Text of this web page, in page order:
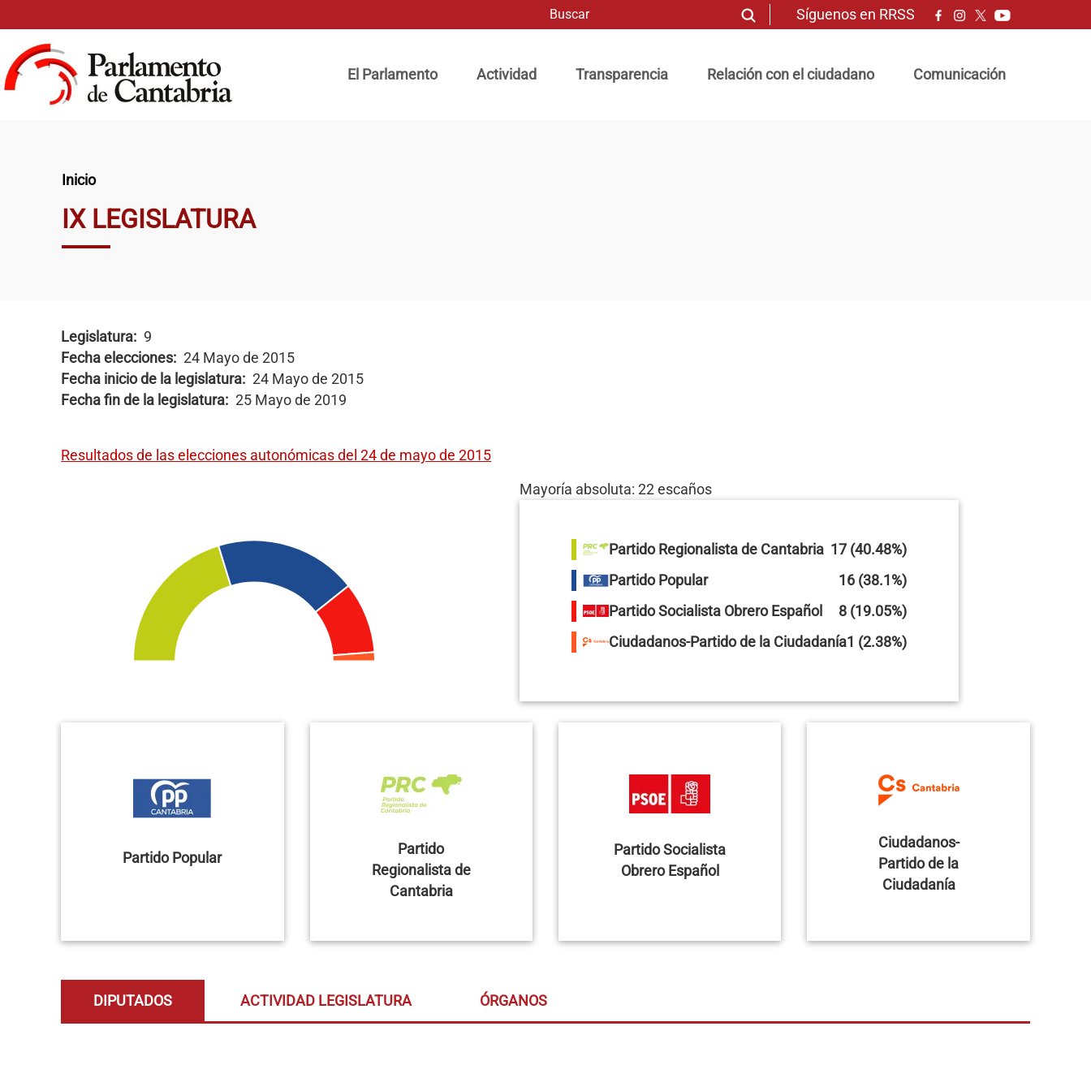
Síguenos en RRSS
El Parlamento
Actividad Transparencia Relación con el ciudadano Comunicación
Ruta de navegación
Inicio
IX LEGISLATURA
Legislatura
9
Fecha elecciones
24 Mayo de 2015
Fecha inicio de la legislatura
24 Mayo de 2015
Fecha fin de la legislatura
25 Mayo de 2019
Resultados de las elecciones autonómicas del 24 de mayo de 2015
Mayoría absoluta: 22 escaños
Partido Regionalista de Cantabria 17 (40.48%)
Partido Popular
16 (38.1%)
Partido Socialista Obrero Español
8 (19.05%)
Ciudadanos-Partido de la Ciudadanía1 (2.38%)
Partido Popular
Partido
Regionalista de
Cantabria
Partido Socialista
Obrero Español
Ciudadanos-
Partido de la
Ciudadanía
DIPUTADOS ACTIVIDAD LEGISLATURA ÓRGANOS